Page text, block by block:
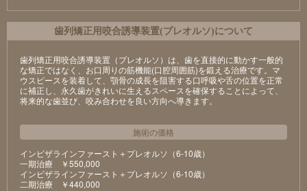
⻭列矯正⽤咬合誘導装置(プレオルソ)について
歯列矯正用咬合誘導装置（プレオルソ）は、歯を直接的に動かす一般的
な矯正ではなく、お口周りの筋機能(口腔周囲筋)を鍛える治療です。マ
ウスピースを装着して、顎骨の成長を阻害する口呼吸や舌の位置を正常
に補正し、永久歯がきれいに生えるスペースを確保することによって、
将来的な歯並び、咬み合わせを良い方向へ導きます。
施術の価格
インビザラインファースト＋プレオルソ（6-10歳）
⼀期治療 ￥550,000
インビザラインファースト＋プレオルソ（6-10歳）
⼆期治療 ￥440,000